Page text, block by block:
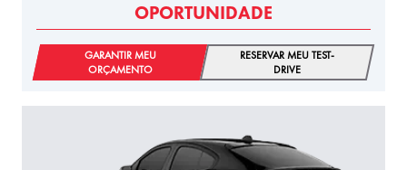
OPORTUNIDADE
GARANTIR MEU
ORÇAMENTO
RESERVAR MEU TEST-
DRIVE